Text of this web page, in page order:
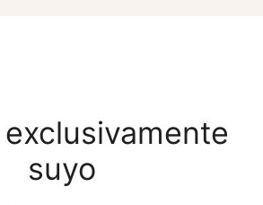
suyo